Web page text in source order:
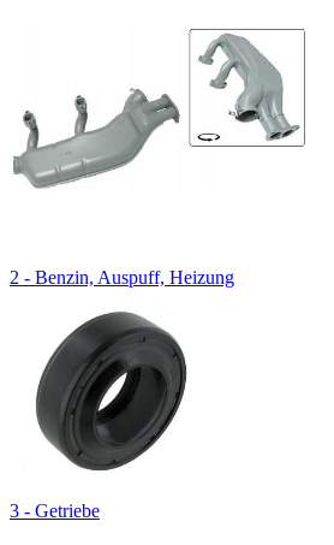
2 - Benzin, Auspuff, Heizung
3 - Getriebe